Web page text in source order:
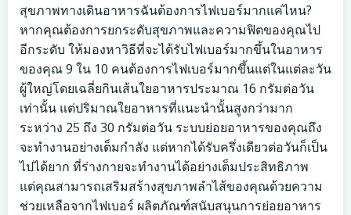
สุขภาพทางเดินอาหารฉันต้องการไฟเบอร์มากแค่ไหน?
หากคุณต้องการยกระดับสุขภาพและความฟิตของคุณไป
อีกระดับ ให้มองหาวิธีที่จะได้รับไฟเบอร์มากขึ้นในอาหาร
ของคุณ 9 ใน 10 คนต้องการไฟเบอร์มากขึ้นแต่ในแต่ละวัน
ผู้ใหญ่โดยเฉลี่ยกินเส้นใยอาหารประมาณ 16 กรัมต่อวัน
เท่านั้น แต่ปริมาณใยอาหารที่แนะนำนั้นสูงกว่ามาก
ระหว่าง 25 ถึง 30 กรัมต่อวัน ระบบย่อยอาหารของคุณถึง
จะทำงานอย่างเต็มกำลัง แต่หากได้รับครึ่งเดียวต่อวันก็เป็น
ไปได้ยาก ที่ร่างกายจะทำงานได้อย่างเต็มประสิทธิภาพ
แต่คุณสามารถเสริมสร้างสุขภาพลำไส้ของคุณด้วยความ
ช่วยเหลือจากไฟเบอร์ ผลิตภัณฑ์สนับสนุนการย่อยอาหาร